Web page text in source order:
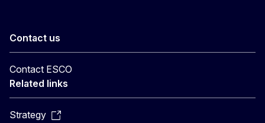
Contact us
Contact ESCO
Related links
Strategy